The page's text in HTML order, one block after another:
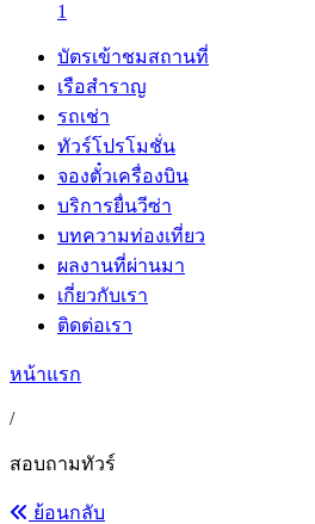
1
บัตรเข้าชมสถานที่
เรือสำราญ
รถเช่า
ทัวร์โปรโมชั่น
จองตั๋วเครื่องบิน
บริการยื่นวีซ่า
บทความท่องเที่ยว
ผลงานที่ผ่านมา
เกี่ยวกับเรา
ติดต่อเรา
หน้าแรก
/
สอบถามทัวร์
ย้อนกลับ